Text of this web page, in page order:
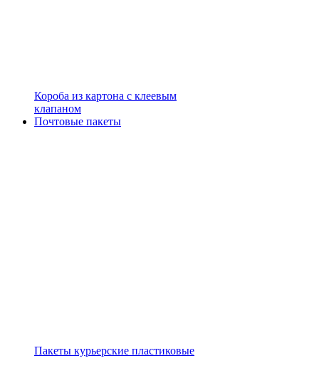
Короба из картона с клеевым
клапаном
Почтовые пакеты
Пакеты курьерские пластиковые